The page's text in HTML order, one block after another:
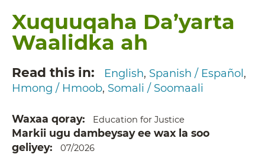
Xuquuqaha Da’yarta
Waalidka ah
Read this in English Spanish / Español
Hmong / Hmoob Somali / Soomaali
Waxaa qoray Education for Justice
Markii ugu dambeysay ee wax la soo
geliyey
07/2026